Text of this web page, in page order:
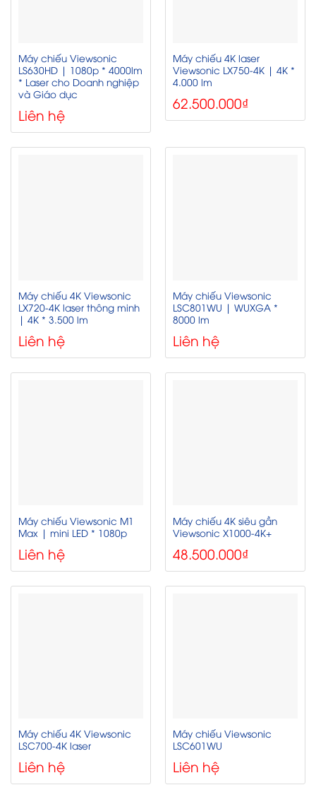
Máy chiếu Viewsonic
LS630HD | 1080p * 4000lm
* Laser cho Doanh nghiệp
và Giáo dục
Liên hệ
Máy chiếu 4K laser
Viewsonic LX750-4K | 4K *
4.000 lm
62.500.000₫
Máy chiếu 4K Viewsonic
LX720-4K laser thông minh
| 4K * 3.500 lm
Liên hệ
Máy chiếu Viewsonic
LSC801WU | WUXGA *
8000 lm
Liên hệ
Máy chiếu Viewsonic M1
Max | mini LED * 1080p
Liên hệ
Máy chiếu 4K siêu gần
Viewsonic X1000-4K+
48.500.000₫
Máy chiếu 4K Viewsonic
LSC700-4K laser
Liên hệ
Máy chiếu Viewsonic
LSC601WU
Liên hệ